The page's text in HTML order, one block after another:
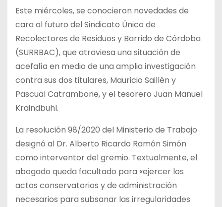
Este miércoles, se conocieron novedades de
cara al futuro del Sindicato Único de
Recolectores de Residuos y Barrido de Córdoba
(SURRBAC), que atraviesa una situación de
acefalía en medio de una amplia investigación
contra sus dos titulares, Mauricio Saillén y
Pascual Catrambone, y el tesorero Juan Manuel
Kraindbuhl.
La resolución 98/2020 del Ministerio de Trabajo
designó al Dr. Alberto Ricardo Ramón Simón
como interventor del gremio. Textualmente, el
abogado queda facultado para «ejercer los
actos conservatorios y de administración
necesarios para subsanar las irregularidades